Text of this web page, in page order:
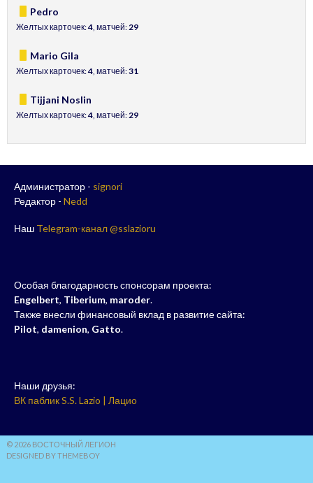
Pedro
Желтых карточек:4, матчей:29
Mario Gila
Желтых карточек:4, матчей:31
Tijjani Noslin
Желтых карточек:4, матчей:29
Администратор - signori
Редактор - Nedd
Наш Telegram-канал @sslazioru
Особая благодарность спонсорам проекта:
Engelbert, Tiberium, maroder.
Также внесли финансовый вклад в развитие сайта:
Pilot, damenion, Gatto.
Наши друзья:
ВК паблик S.S. Lazio | Лацио
© 2026 ВОСТОЧНЫЙ ЛЕГИОН
DESIGNED BY THEMEBOY